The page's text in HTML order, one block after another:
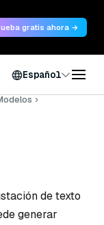
gratis ahora →
Español
de texto
generar